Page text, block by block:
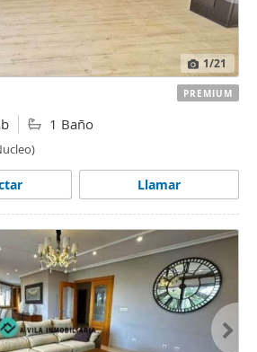
1/21
1 Baño
Llamar
PREMIUM